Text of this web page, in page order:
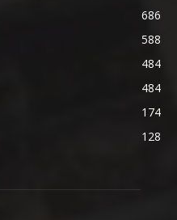
686
588
484
484
174
128